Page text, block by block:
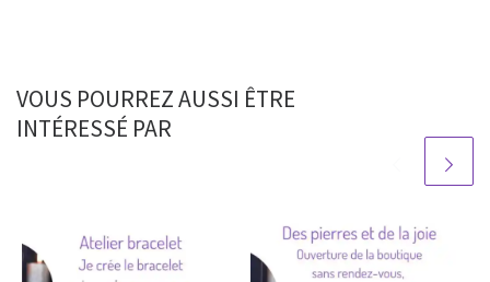
VOUS POURREZ AUSSI ÊTRE
INTÉRESSÉ PAR